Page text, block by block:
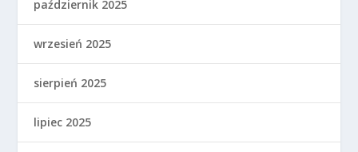
październik 2025
wrzesień 2025
sierpień 2025
lipiec 2025